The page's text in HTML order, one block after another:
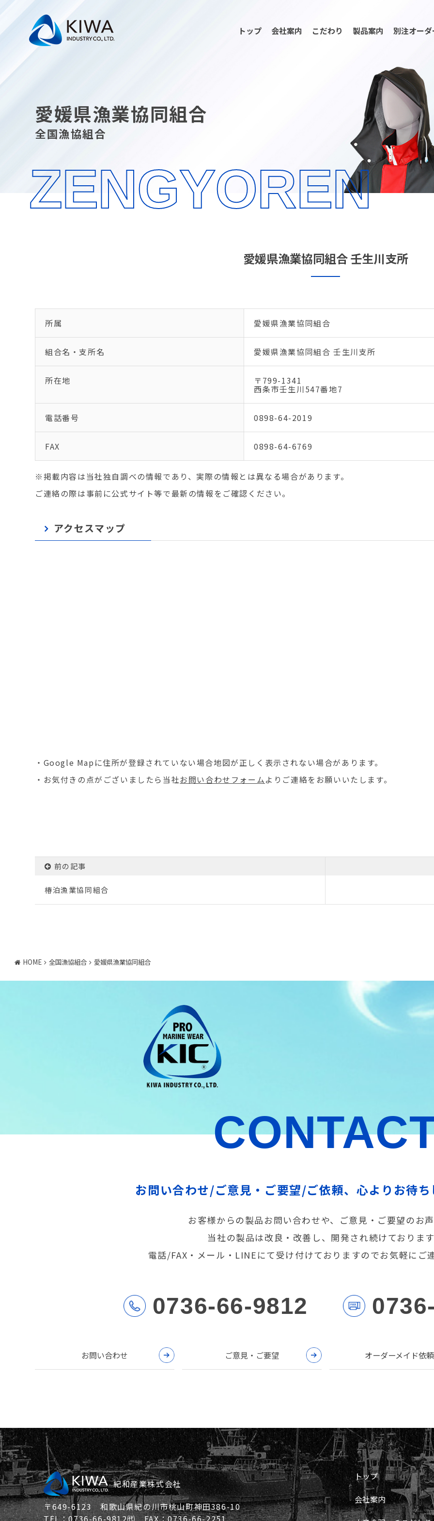
トップ 会社案内 こだわり 製品案内 別注オー
愛媛県漁業協同組合
全国漁協組合
ZENGYOREN
愛媛県漁業協同組合 壬生川支所
所属 愛媛県漁業協同組合
組合名・支所名 愛媛県漁業協同組合 壬生川支所
所在地 〒799-1341
西条市壬生川547番地7
電話番号 0898-64-2019
FAX 0898-64-6769
※掲載内容は当社独自調べの情報であり、実際の情報とは異なる場合があります。
ご連絡の際は事前に公式サイト等で最新の情報をご確認ください。
アクセスマップ
・Google Mapに住所が登録されていない場合地図が正しく表示されない場合があります。
・お気付きの点がございましたら当社お問い合わせフォームよりご連絡をお願いいたします。
前の記事
椿泊漁業協同組合
HOME 全国漁協組合 愛媛県漁業協同組合
お問い合わせ/ご意見・ご要望/ご依頼、心よりお待ち
お客様からの製品お問い合わせや、ご意見・ご要望のお
当社の製品は改良・改善し、開発され続けておりま
電話/FAX・メール・LINEにて受け付けておりますのでお気軽にご
0736-66-9812
お問い合わせ ご意見・ご要望 オーダーメイド依頼
紀和産業株式会社
〒649-6123 和歌山県紀の川市桃山町神田386-10
トップ
会社案内